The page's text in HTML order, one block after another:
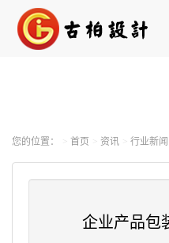
您的位置： 首页 资讯 行业新闻
企业产品包